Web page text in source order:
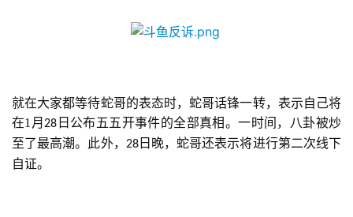
机
游
戏
就在大家都等待蛇哥的表态时，蛇哥话锋一转，表示自己将
在1月 28 日公布五五开事件的全部真相。一时间，八卦被炒
至了最高潮。此外， 28日晚，蛇哥还表示将进行第二次线下
自证。